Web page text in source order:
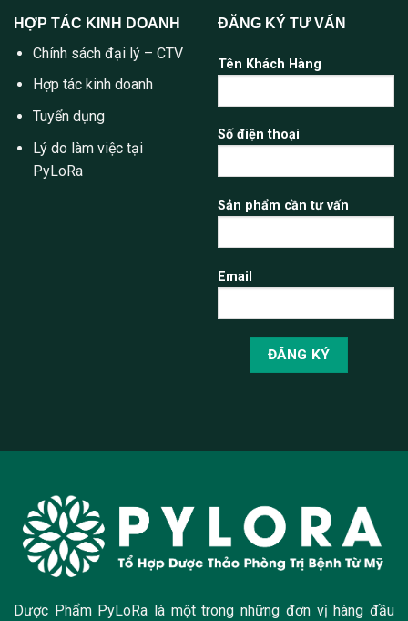
HỢP TÁC KINH DOANH
Chính sách đại lý – CTV
Hợp tác kinh doanh
Tuyển dụng
Lý do làm việc tại
PyLoRa
ĐĂNG KÝ TƯ VẤN
Tên Khách Hàng
Số điện thoại
Sản phẩm cần tư vấn
Email
Dược Phẩm PyLoRa là một trong những đơn vị hàng đầu